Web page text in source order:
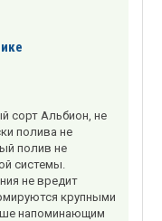
сорт Альбион, не
полива не
полив не
системы.
не вредит
крупными
напоминающим